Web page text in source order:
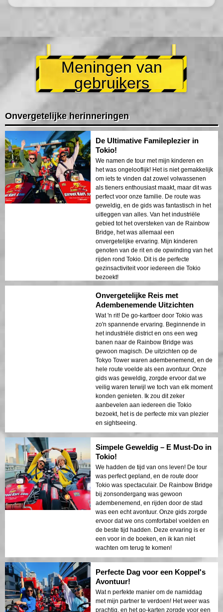
Meningen van
gebruikers
Onvergetelijke herinneringen
De Ultimative Famileplezier in
Tokio!
We namen de tour met mijn kinderen en
het was ongelooflijk! Het is niet gemakkelijk
om iets te vinden dat zowel volwassenen
als tieners enthousiast maakt, maar dit was
geweldig, en de gids was fantastisch in het
uitleggen van alles. Van het industriële
gebied tot het oversteken van de Rainbow
Bridge, het was allemaal een
onvergetelijke ervaring. Mijn kinderen
genoten van de rit en de opwinding van het
rijden rond Tokio. Dit is de perfecte
gezinsactiviteit voor iedereen die Tokio
bezoekt!
Onvergetelijke Reis met
Adembenemende Uitzichten
Wat 'n rit! De go-karttoer door Tokio was
zo'n spannende ervaring. Beginnende in
het industriële district en ons een weg
banen naar de Rainbow Bridge was
gewoon magisch. De uitzichten op de
Tokyo Tower waren adembenemend, en de
hele route voelde als een avontuur. Onze
gids was geweldig, zorgde ervoor dat we
veilig waren terwijl we toch van elk moment
konden genieten. Ik zou dit zeker
aanbevelen aan iedereen die Tokio
bezoekt, het is de perfecte mix van plezier
en sightseeing.
Simpele Geweldig – E Must-Do in
Tokio!
We hadden de tijd van ons leven! De tour
was perfect gepland, en de route door
Tokio was spectaculair. De Rainbow Bridge
bij zonsondergang was gewoon
adembenemend, en rijden door de stad
was een echt avontuur. Onze gids zorgde